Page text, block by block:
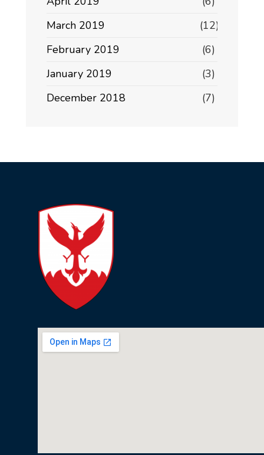
March 2019
(12)
February 2019
(6)
January 2019
(3)
December 2018
(7)